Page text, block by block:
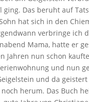
ging. Das beruht auf
hat sich in den
verbringe ich
Mama, hatte er
Jahren nun schon
und nun
und da
herum. Das Buch